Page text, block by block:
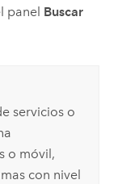
panel Buscar
servicios o
o móvil,
con nivel